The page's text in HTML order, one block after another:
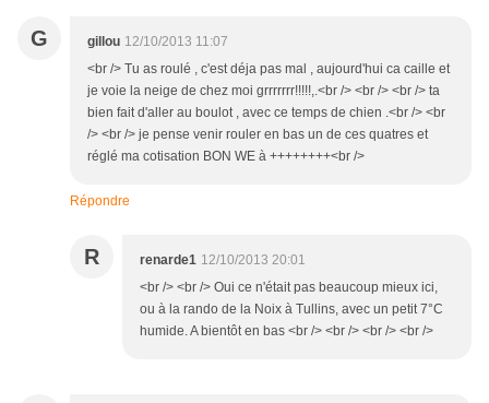
G gillou 12/10/2013 11:07
<br /> Tu as roulé , c'est déja pas mal , aujourd'hui ca caille et
je voie la neige de chez moi grrrrrrr!!!!!,.<br /> <br /> <br /> ta
bien fait d'aller au boulot , avec ce temps de chien .<br /> <br
/> <br /> je pense venir rouler en bas un de ces quatres et
réglé ma cotisation BON WE à ++++++++<br />
Répondre
R renarde1 12/10/2013 20:01
<br /> <br /> Oui ce n'était pas beaucoup mieux ici,
ou à la rando de la Noix à Tullins, avec un petit 7°C
humide. A bientôt en bas <br /> <br /> <br /> <br />